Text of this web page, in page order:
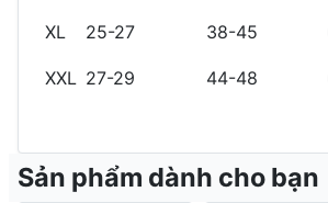
XL 25-27 38-45
XXL 27-29 44-48
Sản phẩm dành cho bạn